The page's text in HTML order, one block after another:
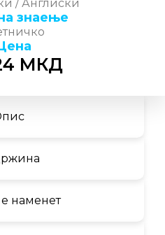
е наменет
/ Англиски
знаење
МКД